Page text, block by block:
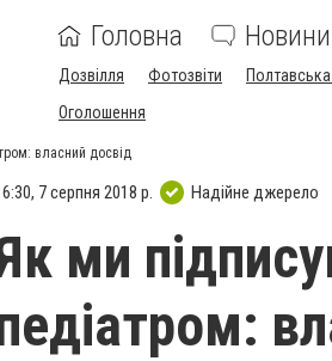
Головна Новини
Дозвілля Фотозвіти
Оголошення
власний досвід
7 серпня 2018 р. Надійне джерело
ми